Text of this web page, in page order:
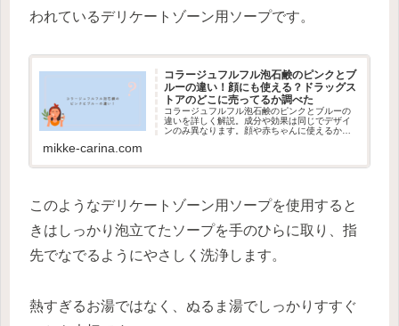
われているデリケートゾーン用ソープです。
コラージュフルフル泡石鹸のピンクとブ
ルーの違い！顔にも使える？ドラッグス
トアのどこに売ってるか調べた
コラージュフルフル泡石鹸のピンクとブルーの
違いを詳しく解説。成分や効果は同じでデザイ
ンのみ異なります。顔や赤ちゃんに使えるかの
す。
mikke-carina.com
このようなデリケートゾーン用ソープを使用すると
きはしっかり泡立てたソープを手のひらに取り、指
先でなでるようにやさしく洗浄します。
熱すぎるお湯ではなく、ぬるま湯でしっかりすすぐ